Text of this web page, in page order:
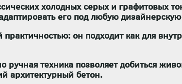
холодных серых и графитовых
его под любую
практичностью: он подходит как для
ручная техника позволяет добиться
архитектурный бетон.